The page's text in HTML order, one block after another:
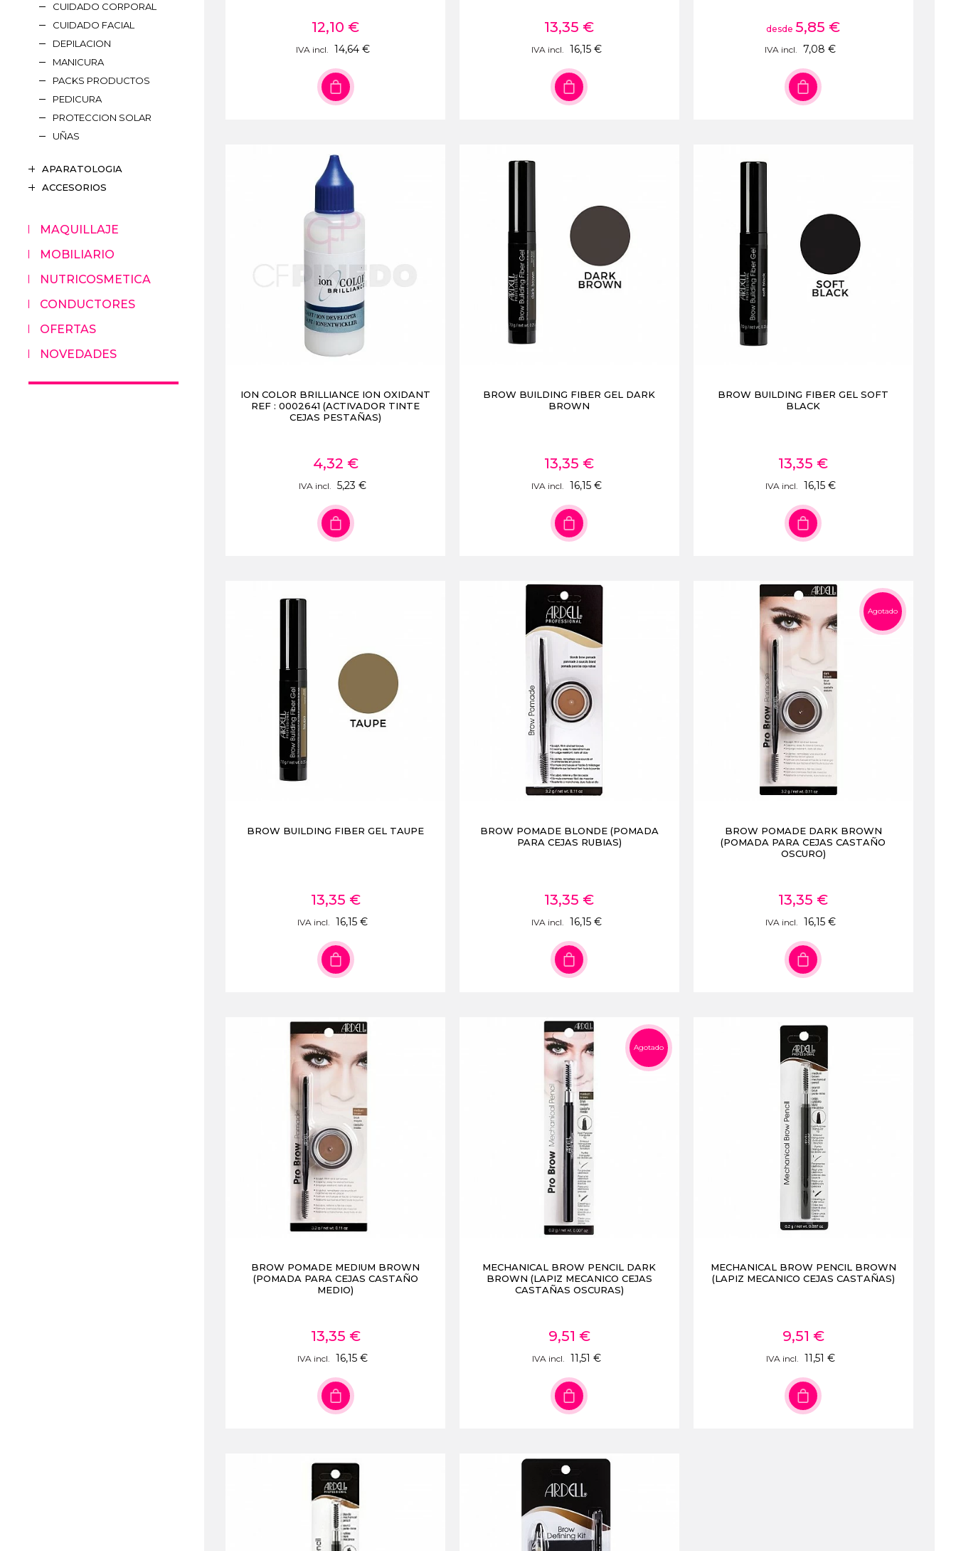
CUIDADO CORPORAL
CUIDADO FACIAL
DEPILACION
MANICURA
PACKS PRODUCTOS
PEDICURA
PROTECCION SOLAR
UÑAS
APARATOLOGIA
ACCESORIOS
MAQUILLAJE
MOBILIARIO
NUTRICOSMETICA
CONDUCTORES
OFERTAS
NOVEDADES
12,10 €
IVA incl. 14,64 €
13,35 €
IVA incl. 16,15 €
desde5,85 €
IVA incl. 7,08 €
ION COLOR BRILLIANCE ION OXIDANT
REF : 0002641 (ACTIVADOR TINTE
CEJAS PESTAÑAS)
4,32 €
IVA incl. 5,23 €
BROW BUILDING FIBER GEL DARK
BROWN
13,35 €
IVA incl. 16,15 €
BROW BUILDING FIBER GEL SOFT
BLACK
13,35 €
IVA incl. 16,15 €
BROW BUILDING FIBER GEL TAUPE
13,35 €
IVA incl. 16,15 €
BROW POMADE BLONDE (POMADA
PARA CEJAS RUBIAS)
13,35 €
IVA incl. 16,15 €
BROW POMADE DARK BROWN
(POMADA PARA CEJAS CASTAÑO
OSCURO)
13,35 €
IVA incl. 16,15 €
Agotado
BROW POMADE MEDIUM BROWN
(POMADA PARA CEJAS CASTAÑO
MEDIO)
13,35 €
IVA incl. 16,15 €
MECHANICAL BROW PENCIL DARK
BROWN (LAPIZ MECANICO CEJAS
CASTAÑAS OSCURAS)
9,51 €
IVA incl. 11,51 €
Agotado
MECHANICAL BROW PENCIL BROWN
(LAPIZ MECANICO CEJAS CASTAÑAS)
9,51 €
IVA incl. 11,51 €